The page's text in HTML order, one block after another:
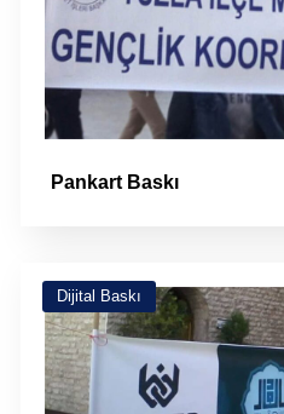
Pankart Baskı
Dijital Baskı